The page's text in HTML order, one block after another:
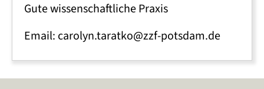
Gute wissenschaftliche Praxis
Email: carolyn.taratko@zzf-potsdam.de